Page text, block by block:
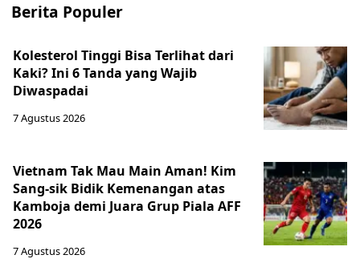
Berita Populer
Kolesterol Tinggi Bisa Terlihat dari
Kaki? Ini 6 Tanda yang Wajib
Diwaspadai
7 Agustus 2026
Vietnam Tak Mau Main Aman! Kim
Sang-sik Bidik Kemenangan atas
Kamboja demi Juara Grup Piala AFF
2026
7 Agustus 2026